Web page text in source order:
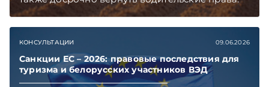
Механизм предусмотрен в обновленном
чтобы не пропускать новые статьи
TelegramViber
КОНСУЛЬТАЦИИ 09.06.2026
Санкции ЕС – 2026: правовые последствия для
туризма и белорусских участников ВЭД